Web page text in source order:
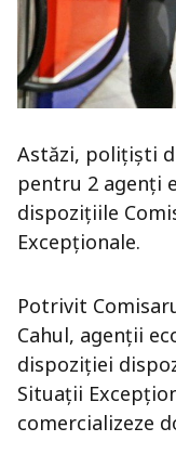
Astăzi, polițiști
pentru 2 agenți
dispozițiile
Excepționale.
Potrivit
Cahul, agenții
dispoziției
Situații
comercializeze